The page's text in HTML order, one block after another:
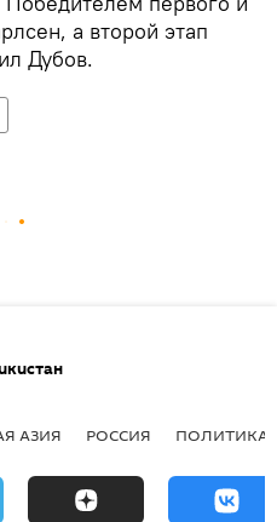
а второй этап
Дубов.
АЗИЯ РОССИЯ ПОЛИТИКА